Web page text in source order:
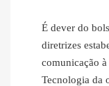
É dever do
diretrizes
comunicação
Tecnologia da